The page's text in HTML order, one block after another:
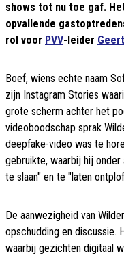
shows tot nu toe gaf.
opvallende
rol voor PVV-leider
Boef, wiens echte naam
zijn Instagram Stories
grote scherm achter het
videoboodschap sprak
deepfake-video was te
gebruikte, waarbij hij
te slaan" en te "laten
De aanwezigheid van
opschudding en discussie.
waarbij gezichten digitaal